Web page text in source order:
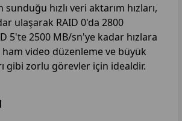
hızlı veri aktarım hızları,
ulaşarak RAID 0'da 2800
5'te 2500 MB/sn'ye kadar hızlara
ham video düzenleme ve büyük
gibi zorlu görevler için idealdir.